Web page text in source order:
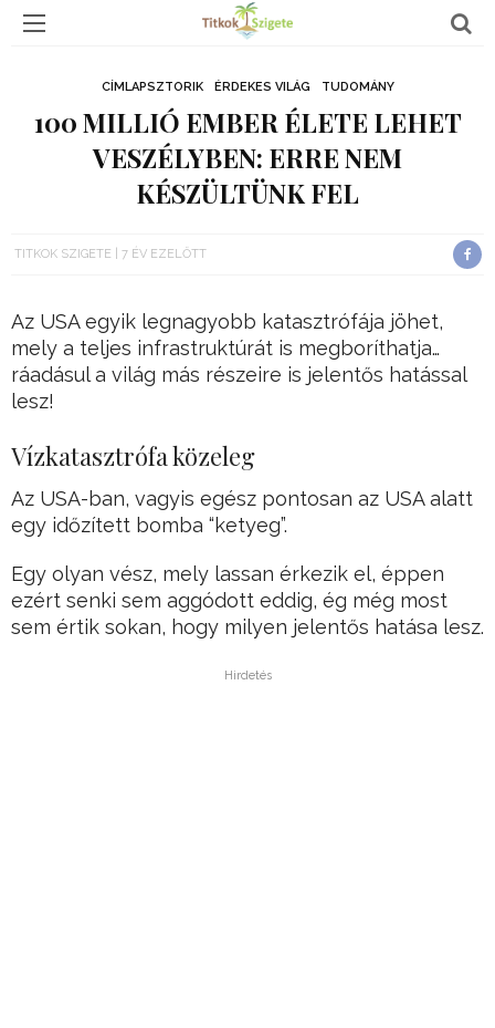
CÍMLAPSZTORIK ÉRDEKES VILÁG TUDOMÁNY
100 MILLIÓ EMBER ÉLETE LEHET
VESZÉLYBEN: ERRE NEM
KÉSZÜLTÜNK FEL
TITKOK SZIGETE 7 ÉV EZELŐTT
Az USA egyik legnagyobb katasztrófája jöhet,
mely a teljes infrastruktúrát is megboríthatja…
ráadásul a világ más részeire is jelentős hatással
lesz!
Vízkatasztrófa közeleg
Az USA-ban, vagyis egész pontosan az USA alatt
egy időzített bomba “ketyeg”.
Egy olyan vész, mely lassan érkezik el, éppen
ezért senki sem aggódott eddig, ég még most
sem értik sokan, hogy milyen jelentős hatása lesz.
Hirdetés